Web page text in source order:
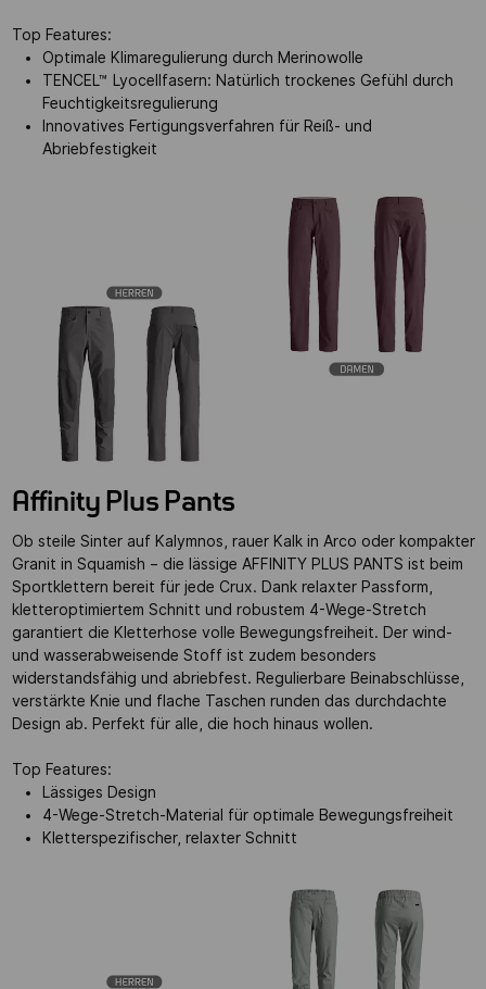
Top Features:
Optimale Klimaregulierung durch Merinowolle
TENCEL™ Lyocellfasern: Natürlich trockenes Gefühl durch
Feuchtigkeitsregulierung
Innovatives Fertigungsverfahren für Reiß- und
Abriebfestigkeit
Affinity Plus Pants
Ob steile Sinter auf Kalymnos, rauer Kalk in Arco oder kompakter
Granit in Squamish – die lässige AFFINITY PLUS PANTS ist beim
Sportklettern bereit für jede Crux. Dank relaxter Passform,
kletteroptimiertem Schnitt und robustem 4-Wege-Stretch
garantiert die Kletterhose volle Bewegungsfreiheit. Der wind-
und wasserabweisende Stoff ist zudem besonders
widerstandsfähig und abriebfest. Regulierbare Beinabschlüsse,
verstärkte Knie und flache Taschen runden das durchdachte
Design ab. Perfekt für alle, die hoch hinaus wollen.
Top Features:
Lässiges Design
4-Wege-Stretch-Material für optimale Bewegungsfreiheit
Kletterspezifischer, relaxter Schnitt